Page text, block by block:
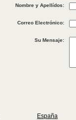
Nombre y Apellídos:
Correo Electrónico:
Su Mensaje:
España